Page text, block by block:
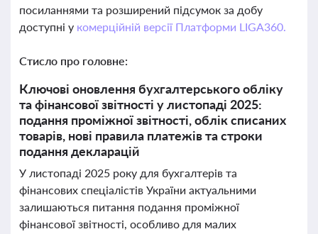
посиланнями та розширений підсумок за добу
доступні у комерційній версії Платформи LIGA360.
Стисло про головне:
Ключові оновлення бухгалтерського обліку
та фінансової звітності у листопаді 2025:
подання проміжної звітності, облік списаних
товарів, нові правила платежів та строки
подання декларацій
У листопаді 2025 року для бухгалтерів та
фінансових спеціалістів України актуальними
залишаються питання подання проміжної
фінансової звітності, особливо для малих